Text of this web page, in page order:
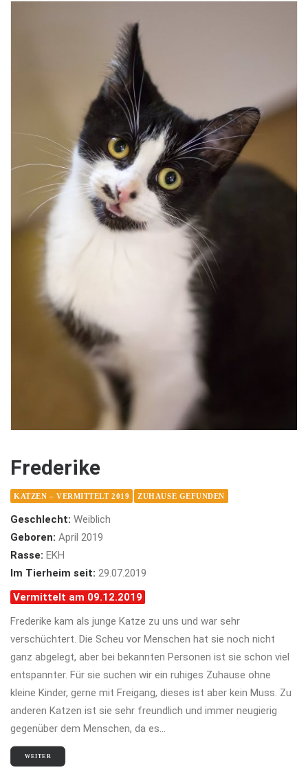
Frederike
KATZEN – VERMITTELT 2019 ZUHAUSE GEFUNDEN
Geschlecht: Weiblich
Geboren: April 2019
Rasse: EKH
Im Tierheim seit: 29.07.2019
Vermittelt am 09.12.2019
Frederike kam als junge Katze zu uns und war sehr
verschüchtert. Die Scheu vor Menschen hat sie noch nicht
ganz abgelegt, aber bei bekannten Personen ist sie schon viel
entspannter. Für sie suchen wir ein ruhiges Zuhause ohne
kleine Kinder, gerne mit Freigang, dieses ist aber kein Muss. Zu
anderen Katzen ist sie sehr freundlich und immer neugierig
gegenüber dem Menschen, da es…
WEITER